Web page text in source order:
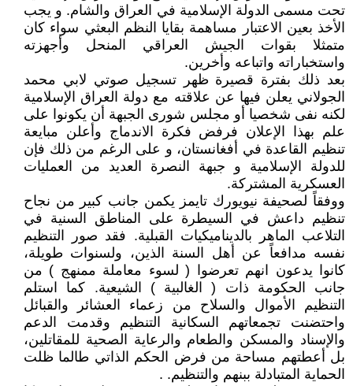
تحت مسمى الدولة الإسلامية في العراق والشام. و يجب
الأخذ بعين الاعتبار مساهمة بقايا النظم البعثي سواء كان
متمثلا بقوات الجيش العراقي المنحل وأجهزته
واستخباراته واتباعه وأخرين.
بعد ذلك بفترة قصيرة ظهر تسجيل صوتي لابي محمد
الجولاني يعلن فيها عن علاقته مع دولة العراق الإسلامية
لكنه نفى شخصيا أو مجلس شورى الجبهة أن يكونوا على
علم بهذا الإعلان فرفض فكرة الاندماج وأعلن مبايعة
تنظيم القاعدة في أفغانستان، و على الرغم من ذلك فإن
للدولة الإسلامية و جبهة النصرة العديد من العمليات
العسكرية المشتركة.
ووفقاً لصحيفة نيويورك تايمز يكمن جانب كبير من نجاح
تنظيم داعش في السيطرة على المناطق السنية في
التلاعب الماهر بالديناميكيات القبلية. فقد صور التنظيم
نفسه مدافعاً عن أهل السنة الذين، ولسنوات طويلة،
كانوا يدعون انهم تعرضوا ( لسوء معاملة ممنهج ) من
جانب الحكومة ذات ( الغالبية ) الشيعية. كما استلم
التنظيم الأموال والسلاح من زعماء العشائر والقبائل
واحتضنت تجمعاتهم السكانية التنظيم وقدمت الدعم
والإسناد والمسكن والطعام والرعاية الصحية للمقاتلين،
بل أعطتهم مساحة من فرض الحكم الذاتي طالما ظلت
الحماية المتبادلة ببنهم والتنظيم. .